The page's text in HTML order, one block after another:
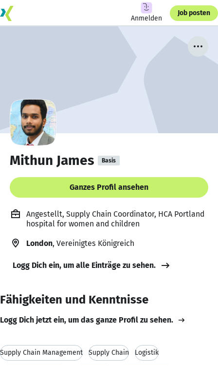
Anmelden
Job posten
Mithun James Basis
Ganzes Profil ansehen
Angestellt, Supply Chain Coordinator, HCA Portland
hospital for women and children
London, Vereinigtes Königreich
Logg Dich ein, um alle Einträge zu sehen.
Fähigkeiten und Kenntnisse
Logg Dich jetzt ein, um das ganze Profil zu sehen.
Supply Chain Management Supply Chain Logistik